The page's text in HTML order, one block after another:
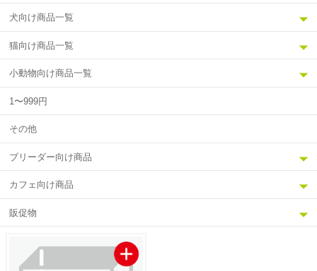
犬向け商品一覧
猫向け商品一覧
小動物向け商品一覧
1〜999円
その他
ブリーダー向け商品
カフェ向け商品
販促物